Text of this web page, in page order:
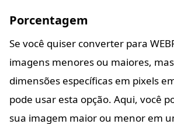
Porcentagem
Se você quiser converter para
imagens menores ou maiores,
dimensões específicas em pixels
pode usar esta opção. Aqui, você
sua imagem maior ou menor em